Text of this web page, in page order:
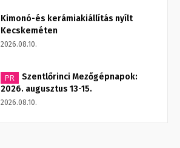
Kimonó-és kerámiakiállítás nyílt
Kecskeméten
2026.08.10.
PR
Szentlőrinci Mezőgépnapok:
2026. augusztus 13-15.
2026.08.10.